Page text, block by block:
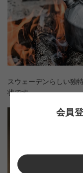
スウェーデンらしい独
状です。
会員